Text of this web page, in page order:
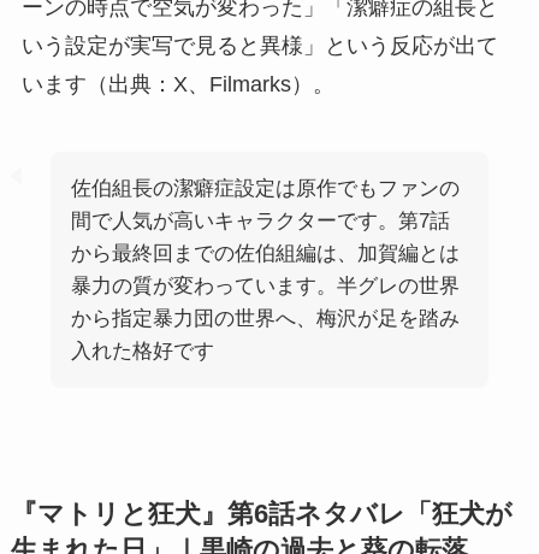
ーンの時点で空気が変わった」「潔癖症の組長と
いう設定が実写で見ると異様」という反応が出て
います（出典：X、Filmarks）。
佐伯組長の潔癖症設定は原作でもファンの
間で人気が高いキャラクターです。第7話
から最終回までの佐伯組編は、加賀編とは
暴力の質が変わっています。半グレの世界
から指定暴力団の世界へ、梅沢が足を踏み
入れた格好です
『マトリと狂犬』第6話ネタバレ「狂犬が